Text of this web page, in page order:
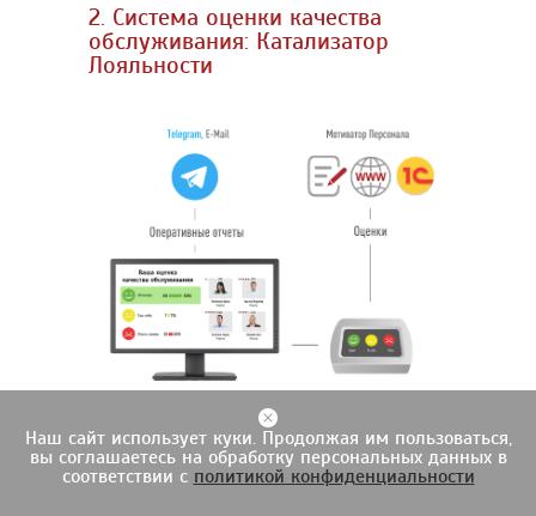
2. Система оценки качества
обслуживания: Катализатор
Лояльности
Подробнее о cистеме оценки качества
обслуживания: Катализатор
Наш сайт использует куки. Продолжая им пользоваться,
вы соглашаетесь на обработку персональных данных в
соответствии с политикой конфиденциальности